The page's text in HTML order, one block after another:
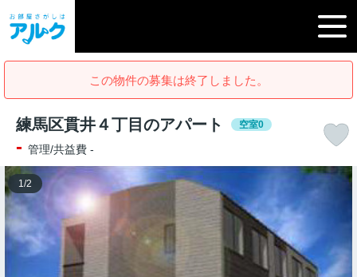
この物件の募集は終了しました。
練馬区貫井４丁目のアパート 空室0
- 管理/共益費 -
1 /2